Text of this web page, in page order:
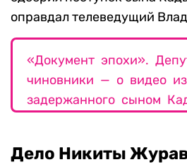
оправдал телеведущий
«Документ эпохи».
чиновники — о видео
задержанного сыном
Дело Никиты